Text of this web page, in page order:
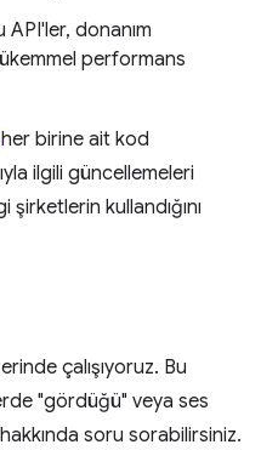
API'ler, donanım
performans
her birine ait kod
ilgili güncellemeleri
kullandığını
çalışıyoruz. Bu
"gördüğü" veya ses
soru sorabilirsiniz.